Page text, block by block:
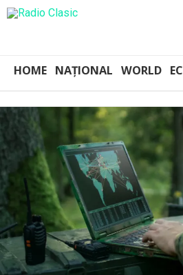
HOME NAȚIONAL WORLD